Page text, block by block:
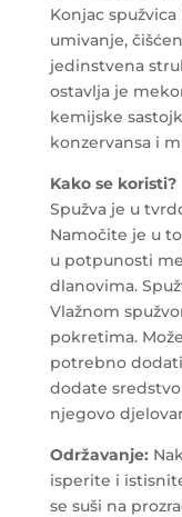
Konjac
umivanje,
jedinstvena
ostavlja je
kemijske
konzervansa i
Kako se koristi?
Spužva je u
Namočite je u
u potpunosti
dlanovima.
Vlažnom
pokretima.
potrebno
dodate sredstvo
njegovo
Održavanje:
isperite i
se suši na